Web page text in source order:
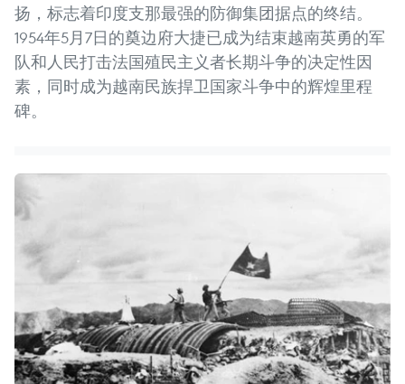
扬，标志着印度支那最强的防御集团据点的终结。
1954年5月7日的奠边府大捷已成为结束越南英勇的军
队和人民打击法国殖民主义者长期斗争的决定性因
素，同时成为越南民族捍卫国家斗争中的辉煌里程
碑。